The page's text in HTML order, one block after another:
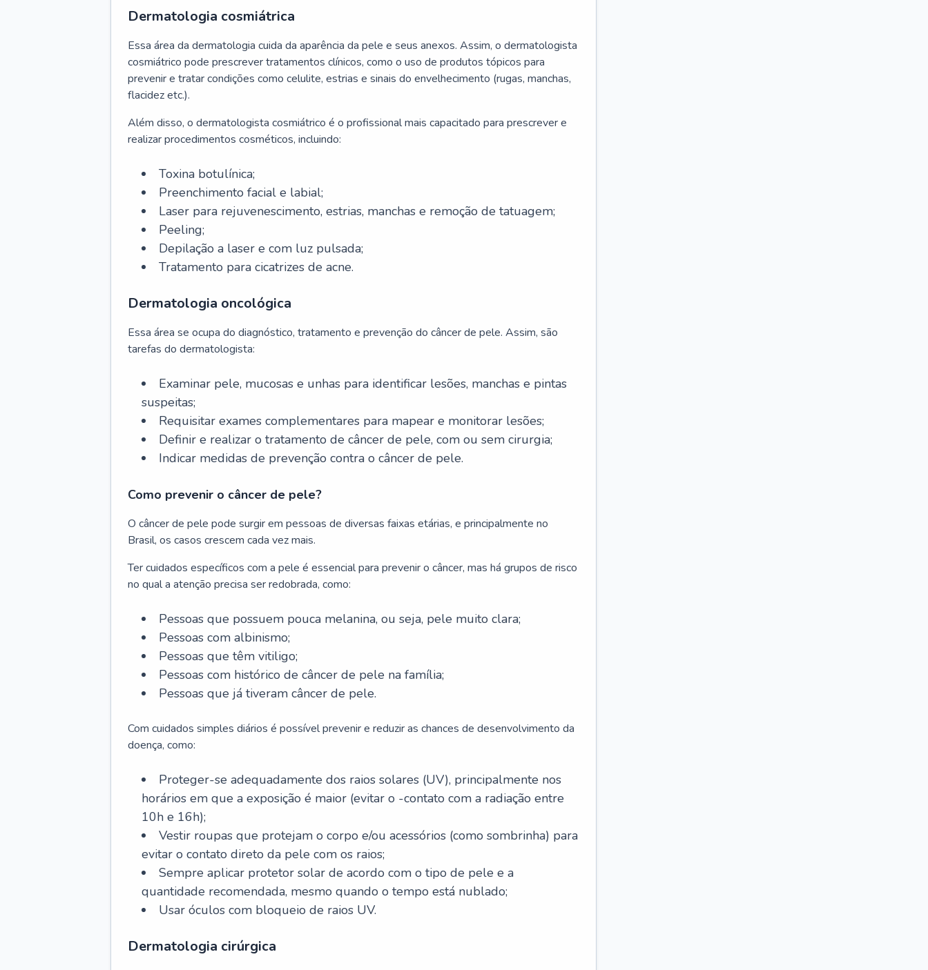
Dermatologia cosmiátrica
Essa área da dermatologia cuida da aparência da pele e seus anexos. Assim, o dermatologista
cosmiátrico pode prescrever tratamentos clínicos, como o uso de produtos tópicos para
prevenir e tratar condições como celulite, estrias e sinais do envelhecimento (rugas, manchas,
flacidez etc.).
Além disso, o dermatologista cosmiátrico é o profissional mais capacitado para prescrever e
realizar procedimentos cosméticos, incluindo:
Toxina botulínica;
Preenchimento facial e labial;
Laser para rejuvenescimento, estrias, manchas e remoção de tatuagem;
Peeling;
Depilação a laser e com luz pulsada;
Tratamento para cicatrizes de acne.
Dermatologia oncológica
Essa área se ocupa do diagnóstico, tratamento e prevenção do câncer de pele. Assim, são
tarefas do dermatologista:
Examinar pele, mucosas e unhas para identificar lesões, manchas e pintas
suspeitas;
Requisitar exames complementares para mapear e monitorar lesões;
Definir e realizar o tratamento de câncer de pele, com ou sem cirurgia;
Indicar medidas de prevenção contra o câncer de pele.
Como prevenir o câncer de pele?
O câncer de pele pode surgir em pessoas de diversas faixas etárias, e principalmente no
Brasil, os casos crescem cada vez mais.
Ter cuidados específicos com a pele é essencial para prevenir o câncer, mas há grupos de risco
no qual a atenção precisa ser redobrada, como:
Pessoas que possuem pouca melanina, ou seja, pele muito clara;
Pessoas com albinismo;
Pessoas que têm vitiligo;
Pessoas com histórico de câncer de pele na família;
Pessoas que já tiveram câncer de pele.
Com cuidados simples diários é possível prevenir e reduzir as chances de desenvolvimento da
doença, como:
Proteger-se adequadamente dos raios solares (UV), principalmente nos
horários em que a exposição é maior (evitar o -contato com a radiação entre
10h e 16h);
Vestir roupas que protejam o corpo e/ou acessórios (como sombrinha) para
evitar o contato direto da pele com os raios;
Sempre aplicar protetor solar de acordo com o tipo de pele e a
quantidade recomendada, mesmo quando o tempo está nublado;
Usar óculos com bloqueio de raios UV.
Dermatologia cirúrgica